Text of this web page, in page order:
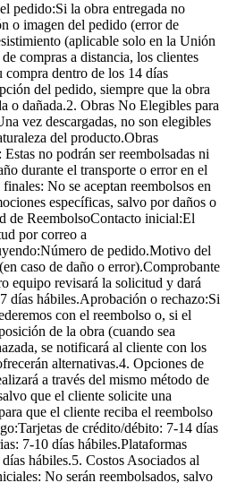
pedido:Si la obra entregada no
o imagen del pedido (error de
(aplicable solo en la Unión
compras a distancia, los clientes
compra dentro de los 14 días
del pedido, siempre que la obra
o dañada.2. Obras No Elegibles para
vez descargadas, no son elegibles
del producto.Obras
no podrán ser reembolsadas ni
durante el transporte o error en el
No se aceptan reembolsos en
específicas, salvo por daños o
de ReembolsoContacto inicial:El
por correo a
de pedido.Motivo del
caso de daño o error).Comprobante
equipo revisará la solicitud y dará
días hábiles.Aprobación o rechazo:Si
con el reembolso o, si el
de la obra (cuando sea
se notificará al cliente con los
alternativas.4. Opciones de
a través del mismo método de
que el cliente solicite una
que el cliente reciba el reembolso
de crédito/débito: 7-14 días
7-10 días hábiles.Plataformas
hábiles.5. Costos Asociados al
No serán reembolsados, salvo